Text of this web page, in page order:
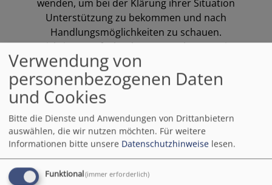
wenden, um bei der Klärung ihrer Situation
Unterstützung zu bekommen und nach
Handlungsmöglichkeiten zu schauen.
Wichtigste Aufgabe der Ansprechperson ist
zugewandtes, aktives Zuhören und
niederschwelliges Clearing. Vor allem
bedeutet das, dass sie Betroffene an
geeignete Stellen weiterleiten: die
Ansprechstelle der Fachstelle in der ELKB,
das Hilfetelefon der zentralen
Anlaufstelle.help, sowie regionale
Fachberatungsstellen. Sie sind nach § 5 (4)
PrävG von der Meldepflicht entbunden.
Verwendung von
personenbezogenen Daten
und Cookies
Bitte die Dienste und Anwendungen von Drittanbietern
auswählen, die wir nutzen möchten. Für weitere
Informationen bitte unsere Datenschutzhinweise lesen.
Funktional(immer erforderlich)